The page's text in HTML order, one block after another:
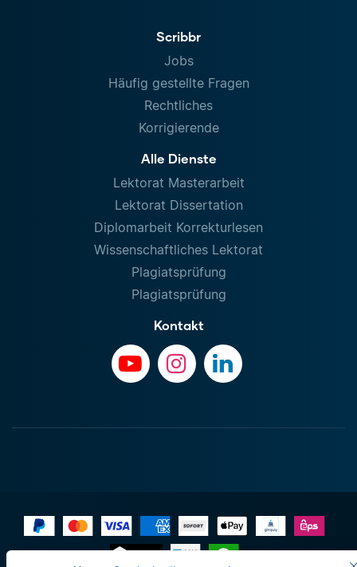
Scribbr
Jobs
Häufig gestellte Fragen
Rechtliches
Korrigierende
Alle Dienste
Lektorat Masterarbeit
Lektorat Dissertation
Diplomarbeit Korrekturlesen
Wissenschaftliches Lektorat
Plagiatsprüfung
Plagiatsprüfung
Kontakt